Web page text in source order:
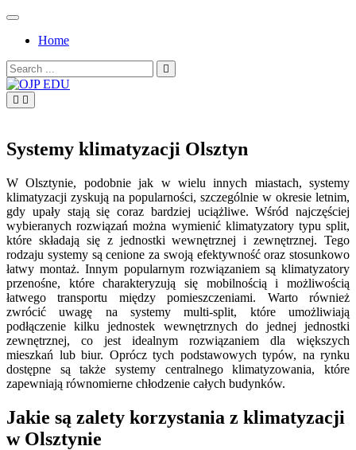
Skip
contentHome
Search
for:
Systemy klimatyzacji Olsztyn
W Olsztynie, podobnie jak w wielu innych miastach, systemy
klimatyzacji zyskują na popularności, szczególnie w okresie letnim,
gdy upały stają się coraz bardziej uciążliwe. Wśród najczęściej
wybieranych rozwiązań można wymienić klimatyzatory typu split,
które składają się z jednostki wewnętrznej i zewnętrznej. Tego
rodzaju systemy są cenione za swoją efektywność oraz stosunkowo
łatwy montaż. Innym popularnym rozwiązaniem są klimatyzatory
przenośne, które charakteryzują się mobilnością i możliwością
łatwego transportu między pomieszczeniami. Warto również
zwrócić uwagę na systemy multi-split, które umożliwiają
podłączenie kilku jednostek wewnętrznych do jednej jednostki
zewnętrznej, co jest idealnym rozwiązaniem dla większych
mieszkań lub biur. Oprócz tych podstawowych typów, na rynku
dostępne są także systemy centralnego klimatyzowania, które
zapewniają równomierne chłodzenie całych budynków.
Jakie są zalety korzystania z klimatyzacji
w Olsztynie